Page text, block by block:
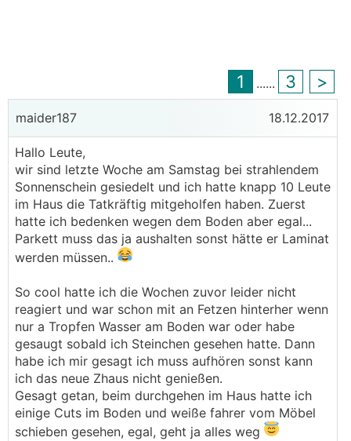
1 ...... 3 >
maider187 18.12.2017
Hallo Leute,
wir sind letzte Woche am Samstag bei strahlendem
Sonnenschein gesiedelt und ich hatte knapp 10 Leute
im Haus die Tatkräftig mitgeholfen haben. Zuerst
hatte ich bedenken wegen dem Boden aber egal...
Parkett muss das ja aushalten sonst hätte er Laminat
werden müssen..
So cool hatte ich die Wochen zuvor leider nicht
reagiert und war schon mit an Fetzen hinterher wenn
nur a Tropfen Wasser am Boden war oder habe
gesaugt sobald ich Steinchen gesehen hatte. Dann
habe ich mir gesagt ich muss aufhören sonst kann
ich das neue Zhaus nicht genießen.
Gesagt getan, beim durchgehen im Haus hatte ich
einige Cuts im Boden und weiße fahrer vom Möbel
schieben gesehen, egal, geht ja alles weg